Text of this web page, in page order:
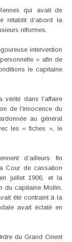
qui avait de
rétablit d’abord la
réformes.
intervention
» afin de
le capitaine
vérité dans l’affaire
de l’innocence du
au général
les « fiches », le
d’ailleurs fin
Cour de cassation
juillet 1906, et la
du capitaine Mollin,
été contraint à la
avait éclaté en
du Grand Orient